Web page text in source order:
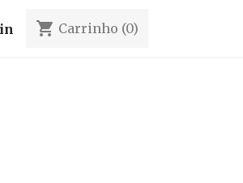
shopping_cart Carrinho (0)